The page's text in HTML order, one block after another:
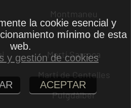
Montmaneu
Montgat
Martí Sarroca
Martí de Centelles
Puigdàlber
la cookie esencial y
mínimo de esta
web.
y gestión de cookies
ACEPTAR